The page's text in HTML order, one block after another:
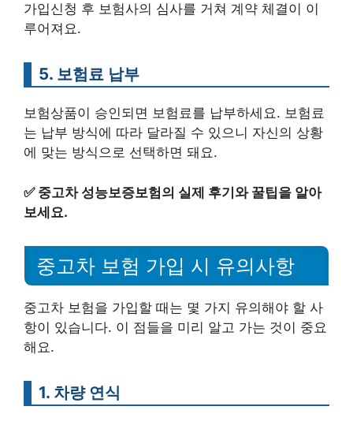
가입신청 후 보험사의 심사를 거쳐 계약 체결이 이
루어져요.
5. 보험료 납부
보험상품이 승인되면 보험료를 납부하세요. 보험료
는 납부 방식에 따라 달라질 수 있으니 자신의 상황
에 맞는 방식으로 선택하면 돼요.
✅ 중고차 성능보증보험의 실제 후기와 꿀팁을 알아
보세요.
중고차 보험 가입 시 유의사항
중고차 보험을 가입할 때는 몇 가지 유의해야 할 사
항이 있습니다. 이 점들을 미리 알고 가는 것이 중요
해요.
1. 차량 연식